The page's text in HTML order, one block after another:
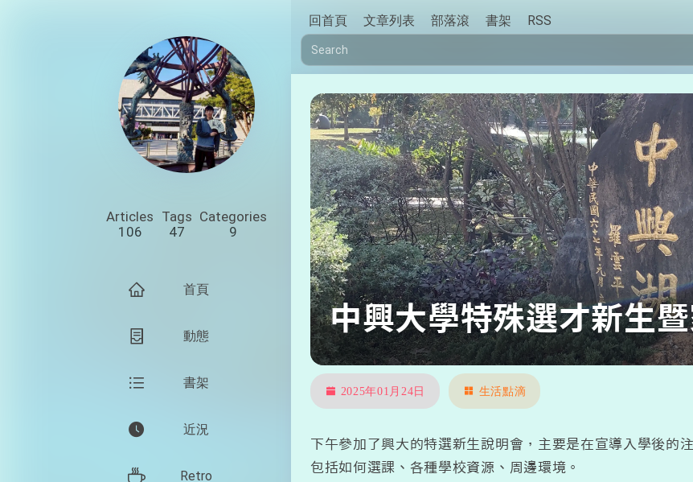
回首頁 文章列表 部落滾 書架 RSS
Articles
106
Tags
47
Categories
9
首頁
動態
書架
近況
Retro
中興大學特殊選才新生
2025年01月24日 生活點滴
下午參加了興大的特選新生說明會，主要是在宣導入學後的注
包括如何選課、各種學校資源、周邊環境。